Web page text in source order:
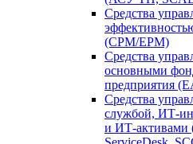
Средства
(CPM/EPM)
Средства
основными
предприятия
Средства
службой, ИТ-
и ИТ-активами